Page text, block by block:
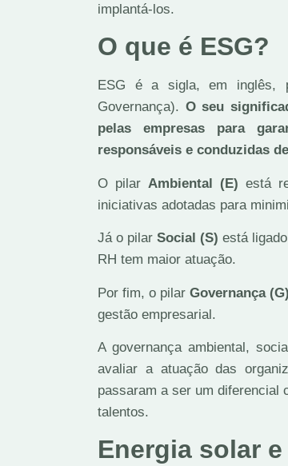
implantá-los.
O que é ESG?
ESG é a sigla, em inglês,
Governança). O seu
pelas empresas para
responsáveis e conduzidas
O pilar Ambiental (E) está
iniciativas adotadas para
Já o pilarSocial (S) está
RH tem maior atuação.
Por fim, o pilarGovernança (G)
gestão empresarial.
A governança ambiental,
avaliar a atuação das
passaram a ser um diferencial
talentos.
Energia solar e